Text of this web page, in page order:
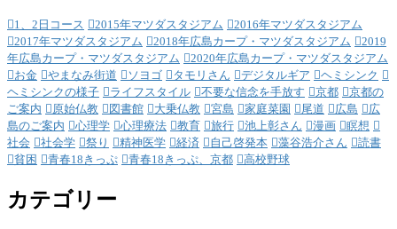
1、2日コース 2015年マツダスタジアム
2016年マツダスタジアム
2017年マツダスタジアム
2018年広島カープ・マツダスタジアム
2019
年広島カープ・マツダスタジアム
2020年広島カープ・マツダスタジアム
お金
やまなみ街道 ソヨゴ タモリさん デジタルギア
ヘミシンク
ヘミシンクの様子
ライフスタイル 不要な信念を手放す 京都
京都の
ご案内
原始仏教 図書館 大乗仏教 宮島 家庭菜園 尾道 広島
広
島のご案内
心理学 心理療法 教育 旅行 池上彰さん 漫画
瞑想
社会
社会学 祭り 精神医学 経済 自己啓発本 藻谷浩介さん
読書
貧困
青春18きっぷ 青春18きっぷ、京都 高校野球
カテゴリー